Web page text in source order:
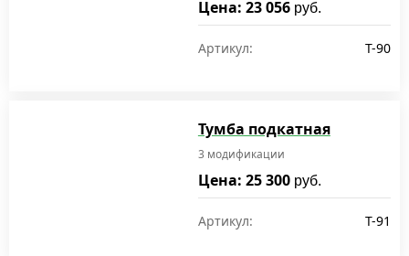
Цена: 23 056 руб.
Артикул: T-90
Тумба подкатная
3 модификации
Цена: 25 300 руб.
Артикул: T-91